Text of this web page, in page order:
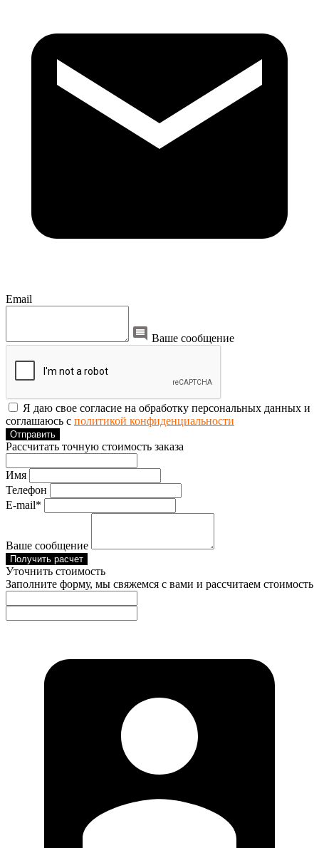
Email
Ваше сообщение
Я даю свое согласие на обработку персональных данных и
соглашаюсь с политикой конфиденциальности
Отправить
Рассчитать точную стоимость заказа
Имя
Телефон
E-mail*
Ваше сообщение
Получить расчет
Уточнить стоимость
Заполните форму, мы свяжемся с вами и рассчитаем стоимость